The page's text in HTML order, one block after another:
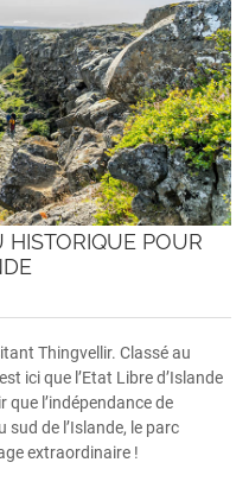
POUR
Thingvellir. Classé au
ici que l’Etat Libre d’Islande
que l’indépendance de
sud de l’Islande, le parc
extraordinaire !